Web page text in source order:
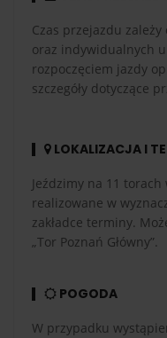
Czas przejazdu
oraz indywidualnych
rozpoczęciem jazdy
szczegóły dotyczące
LOKALIZACJA I
Jeździmy na 11 torach
realizowane w
zakładce terminy.
„Tor Poznań Główny”.
POGODA
W przypadku